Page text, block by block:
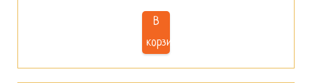
В
корзину